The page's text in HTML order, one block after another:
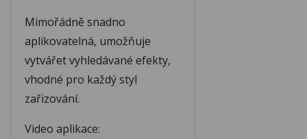
M133 M134
M135 M136
Mimořádně snadno
aplikovatelná, umožňuje
vytvářet vyhledávané efekty,
vhodné pro každý styl
zařizování.
Video aplikace: